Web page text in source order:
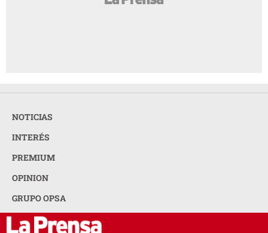
NOTICIAS
INTERÉS
PREMIUM
OPINION
GRUPO OPSA